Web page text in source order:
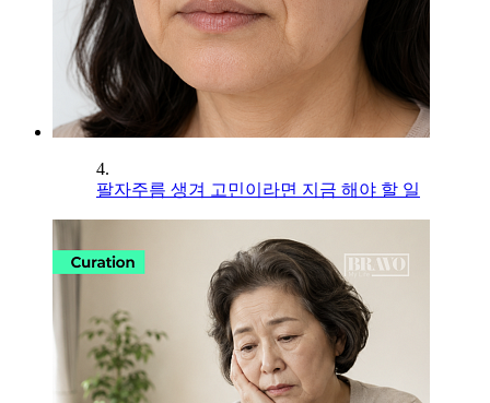
4.
팔자주름 생겨 고민이라면 지금 해야 할 일